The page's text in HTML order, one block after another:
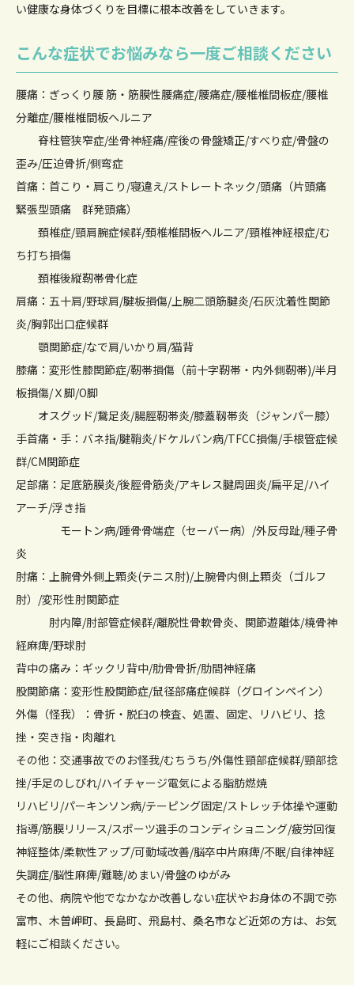
い健康な身体づくりを目標に根本改善をしていきます。
こんな症状でお悩みなら一度ご相談ください
腰痛：ぎっくり腰 筋・筋膜性腰痛症/腰痛症/腰椎椎間板症/腰椎
分離症/腰椎椎間板ヘルニア
脊柱管狭窄症/坐骨神経痛/産後の骨盤矯正/すべり症/骨盤の
歪み/圧迫骨折/側弯症
首痛：首こり・肩こり/寝違え/ストレートネック/頭痛（片頭痛
緊張型頭痛 群発頭痛）
頚椎症/頸肩腕症候群/頚椎椎間板ヘルニア/頸椎神経根症/む
ち打ち損傷
頚椎後縦靭帯骨化症
肩痛：五十肩/野球肩/腱板損傷/上腕二頭筋腱炎/石灰沈着性関節
炎/胸郭出口症候群
顎関節症/なで肩/いかり肩/猫背
膝痛：変形性膝関節症/靭帯損傷（前十字靭帯・内外側靭帯)/半月
板損傷/Ｘ脚/O脚
オスグッド/鵞足炎/腸脛靭帯炎/膝蓋靱帯炎（ジャンパー膝）
手首痛・手：バネ指/腱鞘炎/ドケルバン病/TFCC損傷/手根管症候
群/CM関節症
足部痛：足底筋膜炎/後脛骨筋炎/アキレス腱周囲炎/扁平足/ハイ
アーチ/浮き指
モートン病/踵骨骨端症（セーバー病）/外反母趾/種子骨
炎
肘痛：上腕骨外側上顆炎(テニス肘)/上腕骨内側上顆炎（ゴルフ
肘）/変形性肘関節症
肘内障/肘部管症候群/離脱性骨軟骨炎、関節遊離体/橈骨神
経麻痺/野球肘
背中の痛み：ギックリ背中/肋骨骨折/肋間神経痛
股関節痛：変形性股関節症/鼠径部痛症候群（グロインペイン）
外傷（怪我）：骨折・脱臼の検査、処置、固定、リハビリ、捻
挫・突き指・肉離れ
その他：交通事故でのお怪我/むちうち/外傷性頸部症候群/頸部捻
挫/手足のしびれ/ハイチャージ電気による脂肪燃焼
リハビリ/パーキンソン病/テーピング固定/ストレッチ体操や運動
指導/筋膜リリース/スポーツ選手のコンディショニング/疲労回復
神経整体/柔軟性アップ/可動域改善/脳卒中片麻痺/不眠/自律神経
失調症/脳性麻痺/難聴/めまい/骨盤のゆがみ
その他、病院や他でなかなか改善しない症状やお身体の不調で弥
富市、木曽岬町、長島町、飛島村、桑名市など近郊の方は、お気
軽にご相談ください。